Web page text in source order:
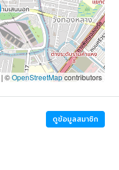
| ©OpenStreetMapcontributors
ดูข้อมูลสมาชิก